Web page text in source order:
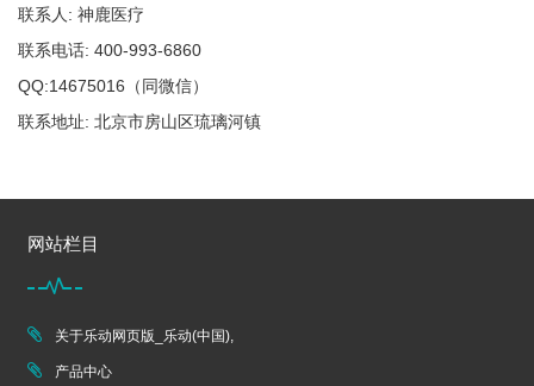
联系人: 神鹿医疗
联系电话: 400-993-6860
QQ:14675016（同微信）
联系地址: 北京市房山区琉璃河镇
网站栏目
关于乐动网页版_乐动(中国),
产品中心